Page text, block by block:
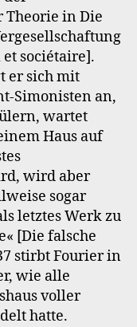
Theorie in Die
sociétaire].
er sich mit
Simonisten an,
wartet
Haus auf
wird aber
sogar
letztes Werk zu
[Die falsche
stirbt Fourier in
wie alle
voller
hatte.